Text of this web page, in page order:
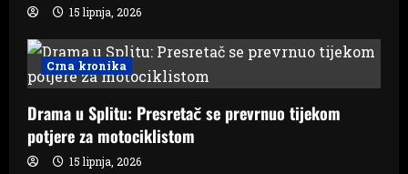
15 lipnja, 2026
Crna kronika
Drama u Splitu: Presretač se prevrnuo tijekom
potjere za motociklistom
15 lipnja, 2026